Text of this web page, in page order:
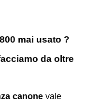
mai usato ?
da oltre
canone vale